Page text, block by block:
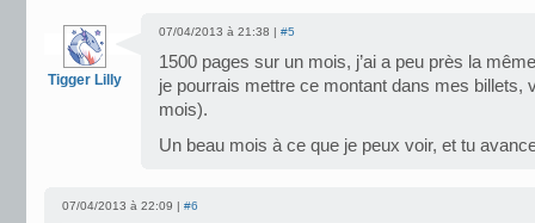
Tigger Lilly
07/04/2013 à 21:38 | #5
1500 pages sur un mois, j’ai a peu près la
je pourrais mettre ce montant dans mes billets,
mois).
Un beau mois à ce que je peux voir, et tu
07/04/2013 à 22:09 | #6